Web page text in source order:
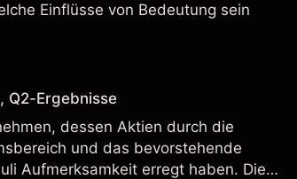
Einflüsse von Bedeutung sein
Q2-Ergebnisse
dessen Aktien durch die
und das bevorstehende
Aufmerksamkeit erregt haben. Die